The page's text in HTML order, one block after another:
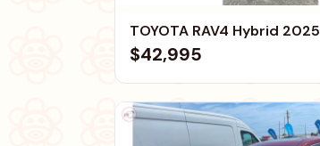
TOYOTA RAV4 Hybrid 2025
$42,995